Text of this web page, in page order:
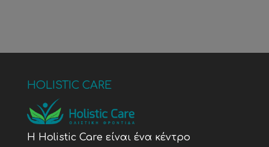
HOLISTIC CARE
Η Holistic Care είναι ένα κέντρο